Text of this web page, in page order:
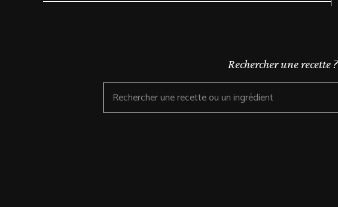
Rechercher une recette ?